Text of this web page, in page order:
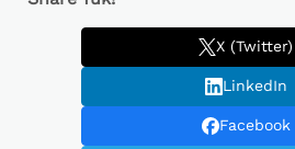
X (Twitter)
LinkedIn
Facebook